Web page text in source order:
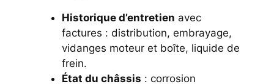
Historique d’entretien avec
factures : distribution, embrayage,
vidanges moteur et boîte, liquide de
frein.
État du châssis : corrosion